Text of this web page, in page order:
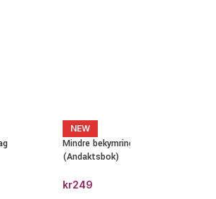
NEW
Mindre bekymring – mer bønn
(Andaktsbok)
kr249